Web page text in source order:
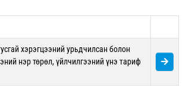
хэрэгцээний урьдчилсан болон
нэр төрөл, үйлчилгээний үнэ тариф